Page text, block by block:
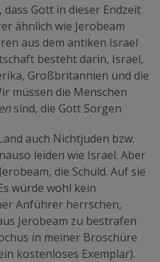
Gott in dieser Endzeit
ähnlich wie Jerobeam
aus dem antiken Israel
besteht darin, Israel,
Großbritannien und die
müssen die Menschen
sind, die Gott Sorgen
auch Nichtjuden bzw.
leiden wie Israel. Aber
die Schuld. Auf sie
würde wohl kein
Anführer herrschen,
Jerobeam zu bestrafen
in meiner Broschüre
kostenloses Exemplar).